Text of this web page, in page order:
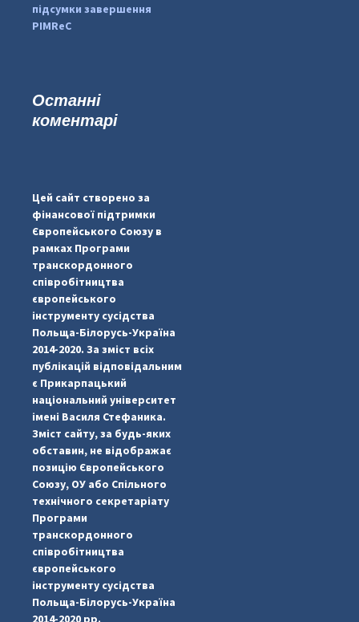
#PipIvanToday
підсумки завершення
PIMReC
Останні
коментарі
Цей сайт створено за
фінансової підтримки
Європейського Союзу в
рамках Програми
транскордонного
співробітництва
європейського
інструменту сусідства
Польща-Білорусь-Україна
2014-2020. За зміст всіх
публікацій відповідальним
є Прикарпацький
національний університет
імені Василя Стефаника.
Зміст сайту, за будь-яких
обставин, не відображає
позицію Європейського
Союзу, ОУ або Спільного
технічного секретаріату
Програми
транскордонного
співробітництва
європейського
інструменту сусідства
Польща-Білорусь-Україна
2014-2020 рр.